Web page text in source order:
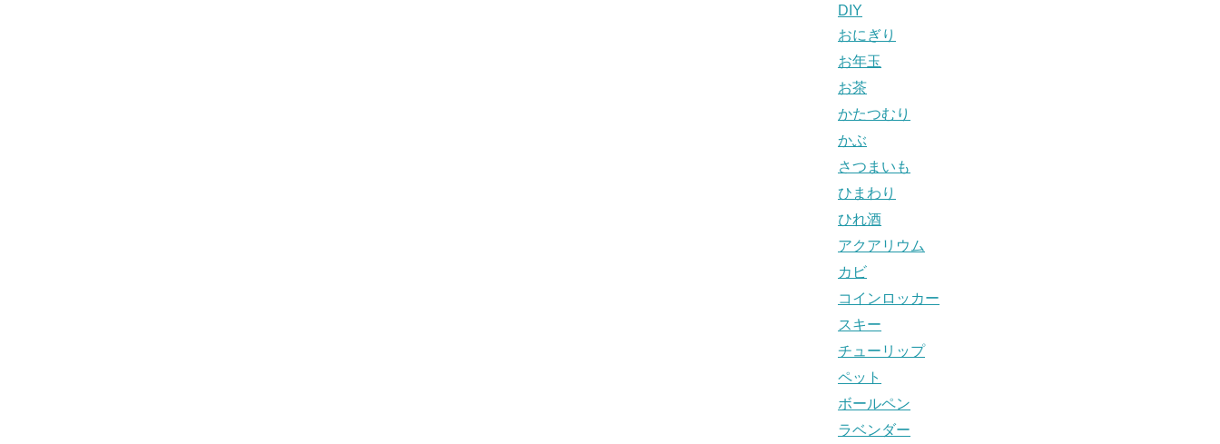
DIY
おにぎり
お年玉
お茶
かたつむり
かぶ
さつまいも
ひまわり
ひれ酒
アクアリウム
カビ
コインロッカー
スキー
チューリップ
ペット
ボールペン
ラベンダー